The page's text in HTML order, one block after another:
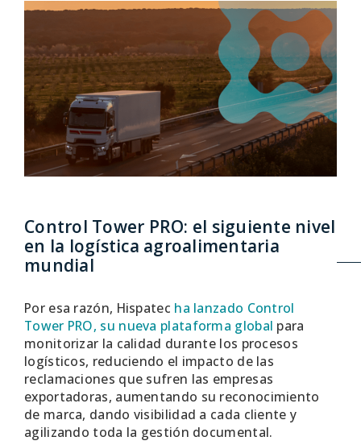
Control Tower PRO: el siguiente nivel
en la logística agroalimentaria
mundial
Por esa razón, Hispatec ha lanzado Control
Tower PRO, su nueva plataforma global para
monitorizar la calidad durante los procesos
logísticos, reduciendo el impacto de las
reclamaciones que sufren las empresas
exportadoras, aumentando su reconocimiento
de marca, dando visibilidad a cada cliente y
agilizando toda la gestión documental.